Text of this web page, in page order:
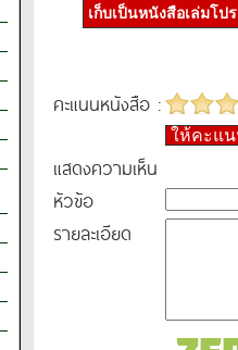
เก็บเป็นหนังสือเล่มโป
คะแนนหนังสือ :
ให้คะแ
แสดงความเห็น
หัวข้อ
รายละเอียด